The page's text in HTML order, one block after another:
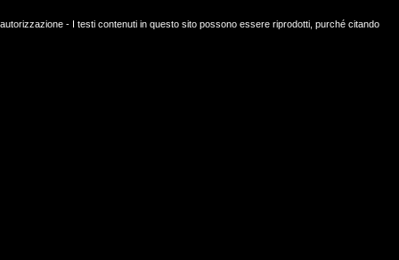
- I testi contenuti in questo sito possono essere riprodotti, purché citando